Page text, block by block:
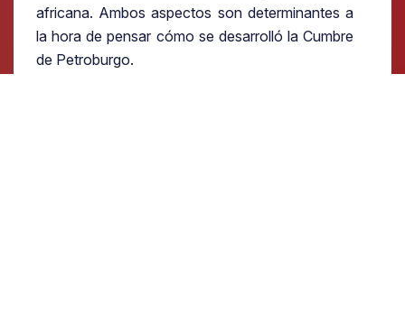
africana. Ambos aspectos son determinantes a
la hora de pensar cómo se desarrolló la Cumbre
de Petroburgo.